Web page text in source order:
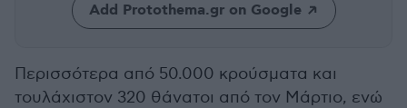
Add Protothema.gr on Google
Περισσότερα από 50.000 κρούσματα και
τουλάχιστον 320 θάνατοι από τον Μάρτιο, ενώ